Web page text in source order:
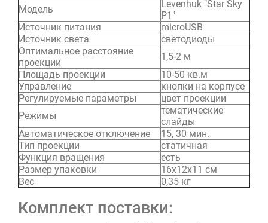
Модель
Levenhuk "Star Sky
P1"
Источник питания
microUSB
Источник света
светодиоды
Оптимальное расстояние
проекции
1,5-2 м
Площадь проекции
10-50 кв.м
Управление
кнопки на корпусе
Регулируемые параметры
цвет проекции
Режимы
тематические
слайды
Автоматическое отключение
15, 30 мин.
Тип проекции
статичная
Функция вращения
есть
Размер упаковки
16х12х11 см
Вес
0,35 кг
Комплект поставки: